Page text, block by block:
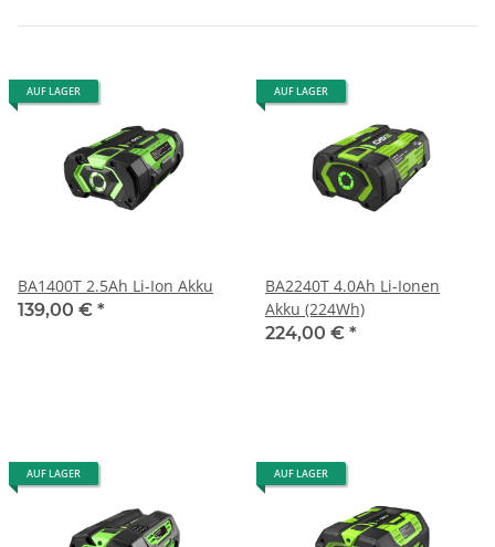
AUF LAGER
BA1400T 2.5Ah Li-Ion Akku
139,00 € *
AUF LAGER
BA2240T 4.0Ah Li-Ionen
Akku (224Wh)
224,00 € *
AUF LAGER AUF LAGER